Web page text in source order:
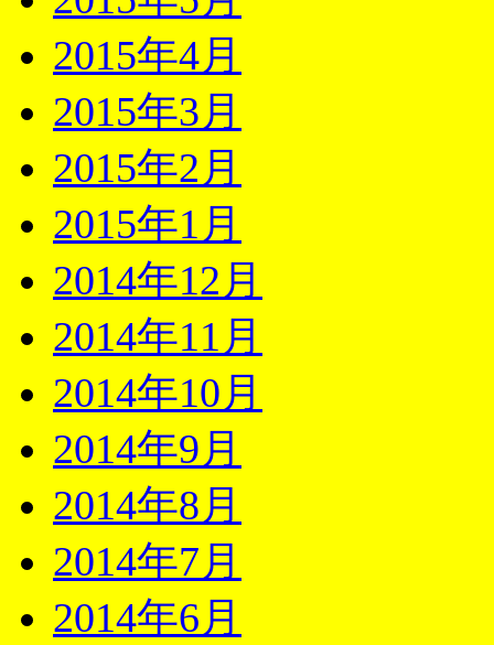
2015年4月
2015年3月
2015年2月
2015年1月
2014年12月
2014年11月
2014年10月
2014年9月
2014年8月
2014年7月
2014年6月